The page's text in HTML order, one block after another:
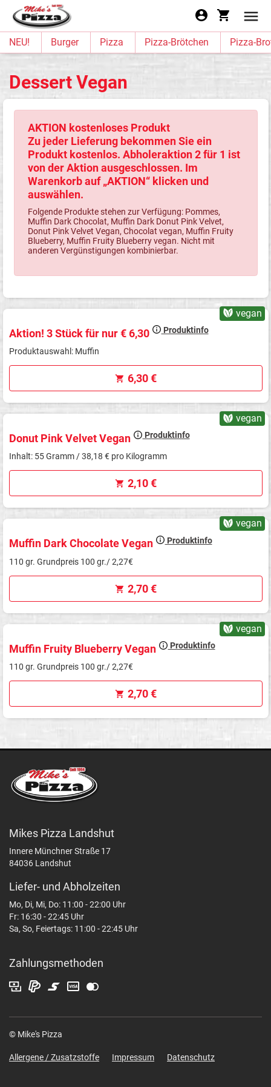
NEU! Burger Pizza Pizza-Brötchen Pizza-
Dessert Vegan
AKTION kostenloses Produkt
Zu jeder Lieferung bekommen Sie ein
Produkt kostenlos. Abholeraktion 2 für 1 ist
von der Aktion ausgeschlossen. Im
Warenkorb auf „AKTION“ klicken und
auswählen.
Folgende Produkte stehen zur Verfügung: Pommes,
Muffin Dark Chocolat, Muffin Dark Donut Pink Velvet,
Donut Pink Velvet Vegan, Chocolat vegan, Muffin Fruity
Blueberry, Muffin Fruity Blueberry vegan. Nicht mit
anderen Vergünstigungen kombinierbar.
vegan
Aktion! 3 Stück für nur € 6,30 Produktinfo
Produktauswahl: Muffin
6,30 €
vegan
Donut Pink Velvet Vegan Produktinfo
Inhalt: 55 Gramm / 38,18 € pro Kilogramm
2,10 €
vegan
Muffin Dark Chocolate Vegan Produktinfo
110 gr. Grundpreis 100 gr./ 2,27€
2,70 €
vegan
Muffin Fruity Blueberry Vegan Produktinfo
110 gr. Grundpreis 100 gr./ 2,27€
2,70 €
Mikes Pizza Landshut
Innere Münchner Straße 17
84036 Landshut
Liefer- und Abholzeiten
Mo, Di, Mi, Do: 11:00 - 22:00 Uhr
Fr: 16:30 - 22:45 Uhr
Sa, So, Feiertags: 11:00 - 22:45 Uhr
Zahlungsmethoden
© Mike's Pizza
Allergene / Zusatzstoffe Impressum Datenschutz